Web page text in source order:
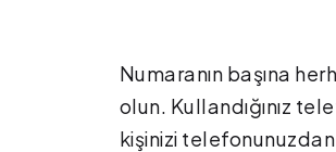
Numaranın başına
olun. Kullandığınız
kişinizi